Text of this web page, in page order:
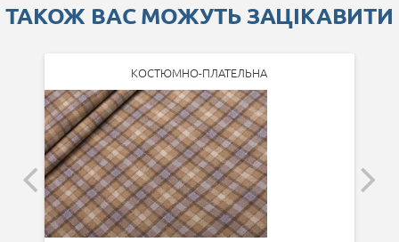
ТАКОЖ ВАС МОЖУТЬ ЗАЦІКАВИТИ
КОСТЮМНО-ПЛАТЕЛЬНА